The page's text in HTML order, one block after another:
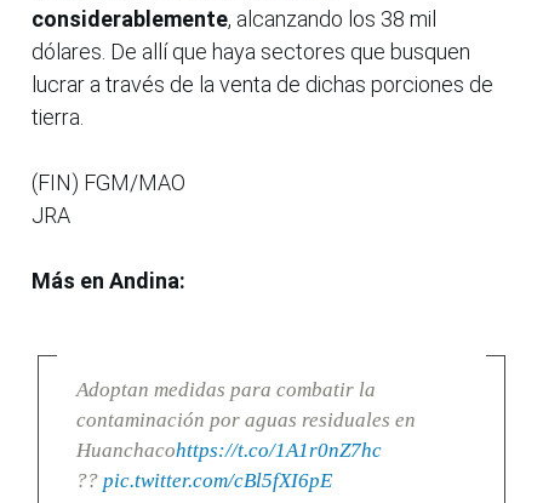
considerablemente, alcanzando los 38 mil
dólares. De allí que haya sectores que busquen
lucrar a través de la venta de dichas porciones de
tierra.
(FIN) FGM/MAO
JRA
Más en Andina:
Adoptan medidas para combatir la
contaminación por aguas residuales en
Huanchacohttps://t.co/1A1r0nZ7hc
?? pic.twitter.com/cBl5fXI6pE